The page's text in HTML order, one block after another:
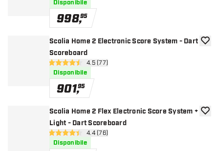
Disponibile
998,95
Scolia Home 2 Electronic Score System - Dart
Scoreboard
apri pannello recensioni
4.5 stelle di valutazione
4.5 (77)
Disponibile
901,95
Scolia Home 2 Flex Electronic Score System +
Light - Dart Scoreboard
apri pannello recensioni
4.4 stelle di valutazione
4.4 (76)
Disponibile